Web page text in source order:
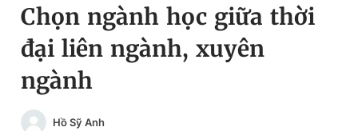
Chuyên mục
Chuyên mục khác
Chào ngày mới
Đổi mật khẩu
Tin đã lưu
Tin đã xem
Chọn ngành học giữa thời
đại liên ngành, xuyên
ngành
Hồ Sỹ Anh